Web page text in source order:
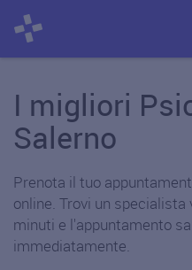
I migliori
Salerno
Prenota il tuo
online. Trovi un
minuti e l'appuntamento
immediatamente.